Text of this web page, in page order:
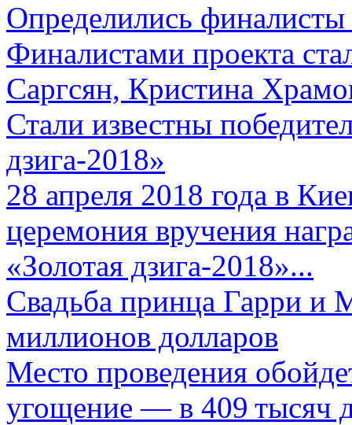
Определились
Финалистами проекта
Саргсян, Кристина
Стали известны
дзига-2018»
28 апреля 2018 года в
церемония вручения
«Золотая дзига-2018»...
Свадьба принца Гарри и
миллионов долларов
Место проведения
угощение — в 409 тысяч